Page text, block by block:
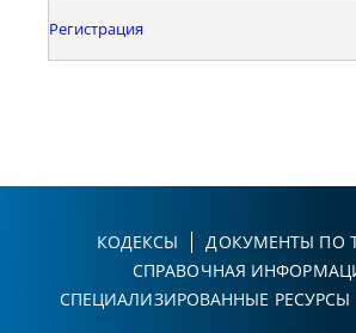
Регистрация
КОДЕКСЫ
ДОКУМЕНТЫ ПО
СПРАВОЧНАЯ
СПЕЦИАЛИЗИРОВАННЫЕ РЕСУРСЫ